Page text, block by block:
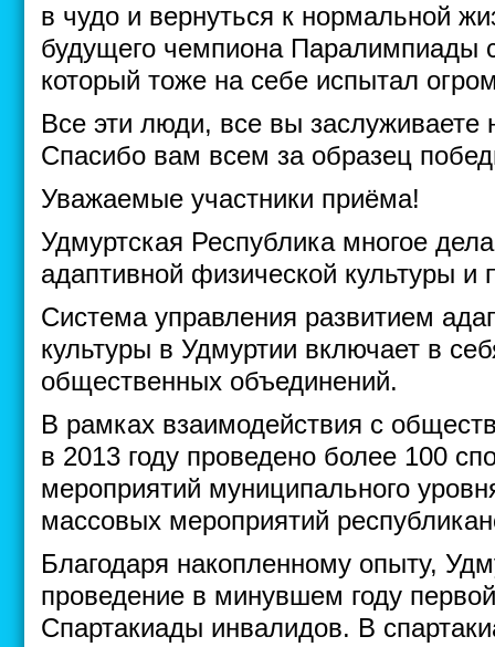
в чудо и вернуться к нормальной
будущего чемпиона Паралимпиады
который тоже на себе испытал
Все эти люди, все вы заслуживаете
Спасибо вам всем за образец
Уважаемые участники приёма!
Удмуртская Республика многое
адаптивной физической культуры и
Система управления развитием
культуры в Удмуртии включает в
общественных объединений.
В рамках взаимодействия с
в 2013 году проведено более 100
мероприятий муниципального
массовых мероприятий
Благодаря накопленному опыту,
проведение в минувшем году
Спартакиады инвалидов. В